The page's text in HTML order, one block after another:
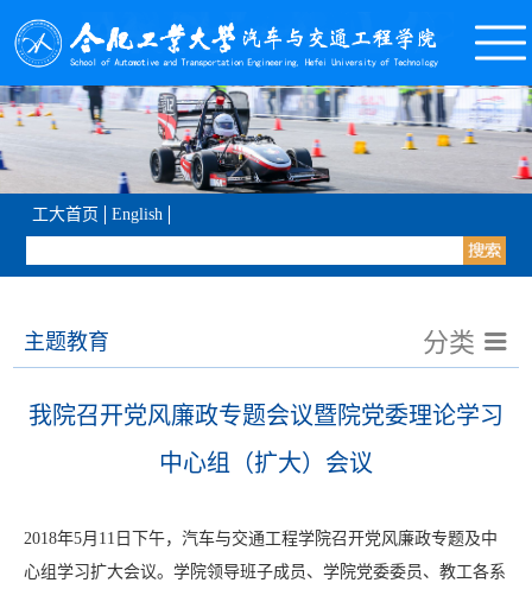
工大首页 English
主题教育 分类
我院召开党风廉政专题会议暨院党委理论学习
中心组（扩大）会议
2018年5月11日下午，汽车与交通工程学院召开党风廉政专题及中
心组学习扩大会议。学院领导班子成员、学院党委委员、教工各系